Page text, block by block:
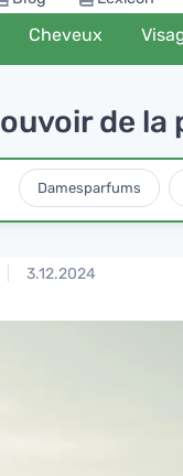
Cheveux
de
Damesparfums
3.12.2024